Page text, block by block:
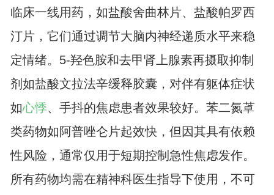
临床一线用药，如盐酸舍曲林片、盐酸帕罗西
汀片，它们通过调节大脑内神经递质水平来稳
定情绪。5-羟色胺和去甲肾上腺素再摄取抑制
剂如盐酸文拉法辛缓释胶囊，对伴有躯体症状
如心悸、手抖的焦虑患者效果较好。苯二氮䓬
类药物如阿普唑仑片起效快，但因其具有依赖
性风险，通常仅用于短期控制急性焦虑发作。
所有药物均需在精神科医生指导下使用，不可